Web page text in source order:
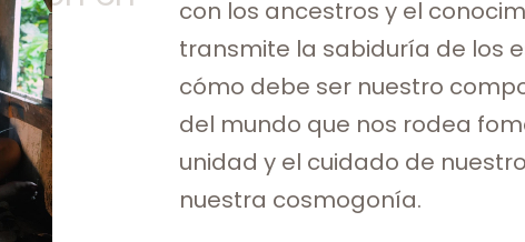
con los ancestros y el
transmite la sabiduría de los
cómo debe ser nuestro
del mundo que nos rodea
unidad y el cuidado de
nuestra cosmogonía.